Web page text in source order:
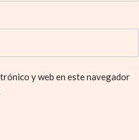
y web en este navegador